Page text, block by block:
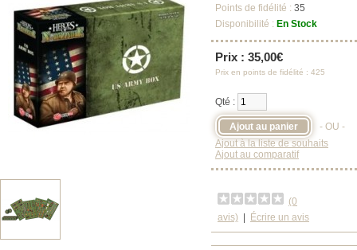
Points de fidélité : 35
Disponibilité : En Stock
Prix : 35,00€
Prix en points de fidélité : 425
Qté :
- OU -
Ajout à la liste de souhaits
Ajout au comparatif
(0
avis)
Écrire un avis